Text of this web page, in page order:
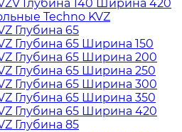
Глубина 140 Ширина 420
Techno KVZ
Глубина 65
Глубина 65 Ширина 150
Глубина 65 Ширина 200
Глубина 65 Ширина 250
Глубина 65 Ширина 300
Глубина 65 Ширина 350
Глубина 65 Ширина 420
Глубина 85